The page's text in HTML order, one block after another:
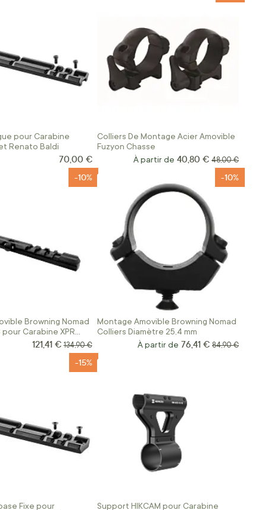
pour Carabine
Renato Baldi
70,00 €
Colliers De Montage Acier Amovible
Fuzyon Chasse
À partir de 40,80 € Prix normal
48,00 €
Browning Nomad
pour Carabine XPR
-10%
Prix Spécial
121,41 € Prix normal
134,90 €
Montage Amovible Browning Nomad
Colliers Diamètre 25,4 mm
-10%
À partir de 76,41 € Prix normal
84,90 €
Fixe pour
-15%
Support HIKCAM pour Carabine